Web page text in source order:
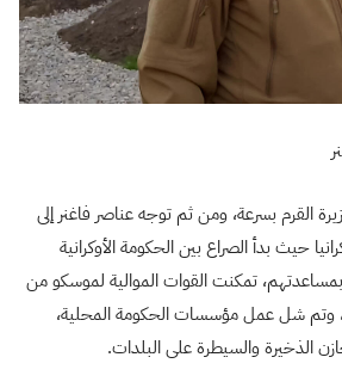
القرم بسرعة، ومن ثم توجه عناصر فاغنر إلى
حيث بدأ الصراع بين الحكومة الأوكرانية
تمكنت القوات الموالية لموسكو من
وتم شل عمل مؤسسات الحكومة المحلية،
الذخيرة والسيطرة على البلدات.